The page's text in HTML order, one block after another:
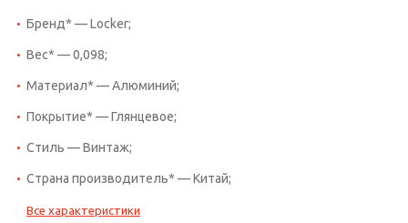
Бренд* — Locker;
Вес* — 0,098;
Материал* — Алюминий;
Покрытие* — Глянцевое;
Стиль — Винтаж;
Страна производитель* — Китай;
Все характеристики